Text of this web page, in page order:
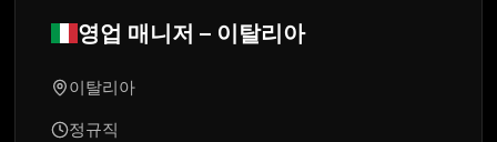
영업 매니저 – 이탈리아
이탈리아
정규직